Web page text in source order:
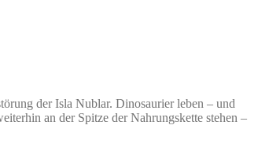
der Isla Nublar. Dinosaurier leben – und
an der Spitze der Nahrungskette stehen –